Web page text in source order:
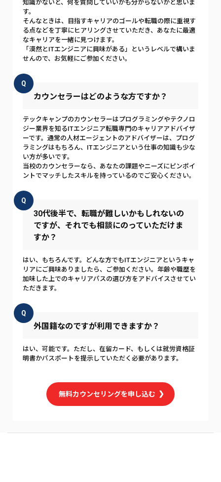
知識がないと、何を質問していいかも分からないかと思いま
す。
そんなときは、目指すキャリアのゴールや転職の際に重視す
る点などを丁寧にヒアリングさせていただき、あなたに最適
なキャリアを一緒に見つけます。
「漠然とITエンジニアに興味がある」というレベルで構いま
せんので、お気軽にご参加ください。
Q
カウンセラーはどのような方ですか？
テックキャンプのカウンセラーはプログラミングやテクノロ
ジー業界を知るITエンジニア転職専門のキャリアアドバイザ
ーです。通常の人材エージェントのアドバイザーは、プログ
ラミングはもちろん、ITエンジニアという仕事の知識も少な
い方が多いです。
当校のカウンセラーなら、あなたの課題やニーズにピンポイ
ントでマッチしたスキルを持っているのでご安心ください。
Q
30代後半で、転職が難しいかもしれないの
ですが、それでも相談にのっていただけま
すか？
はい、もちろんです。どんな方でもITエンジニアというキャ
リアにご興味ありましたら、ご参加ください。年齢や職歴を
加味した上でのキャリアパスの選び方をアドバイスさせてい
ただきます。
Q
外国籍なのですが利用できますか？
はい、可能です。ただし、在留カード、もしくは就労資格証
明書かパスポートを提示していただく必要があります。
無料カウンセリングを申し込む